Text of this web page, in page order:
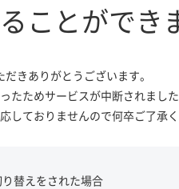
ことができ
だきありがとうございます。
たためサービスが中断されました
しておりませんので何卒ご了承く
替えをされた場合